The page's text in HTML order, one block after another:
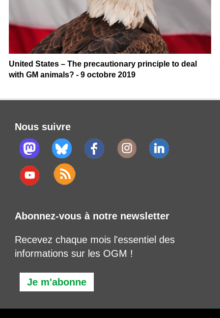
United States – The precautionary principle to deal
with GM animals? - 9 octobre 2019
Nous suivre
Abonnez-vous à notre newsletter
Recevez chaque mois l'essentiel des
informations sur les OGM !
Je m'abonne